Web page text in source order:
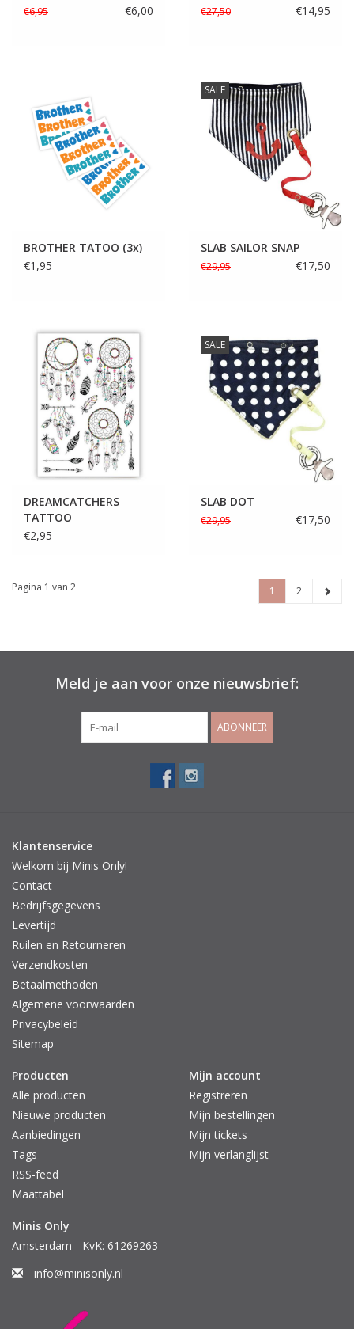
€6,95 €6,00 €27,50 €14,95
BROTHER TATOO (3x)
€1,95
SALE
SLAB SAILOR SNAP
€29,95 €17,50
DREAMCATCHERS
TATTOO
€2,95
SALE
SLAB DOT
€29,95 €17,50
Pagina 1 van 2 1 2
Meld je aan voor onze nieuwsbrief:
ABONNEER
Klantenservice
Welkom bij Minis Only!
Contact
Bedrijfsgegevens
Levertijd
Ruilen en Retourneren
Verzendkosten
Betaalmethoden
Algemene voorwaarden
Privacybeleid
Sitemap
Producten
Alle producten
Nieuwe producten
Aanbiedingen
Tags
RSS-feed
Maattabel
Mijn account
Registreren
Mijn bestellingen
Mijn tickets
Mijn verlanglijst
Minis Only
Amsterdam - KvK: 61269263
info@minisonly.nl